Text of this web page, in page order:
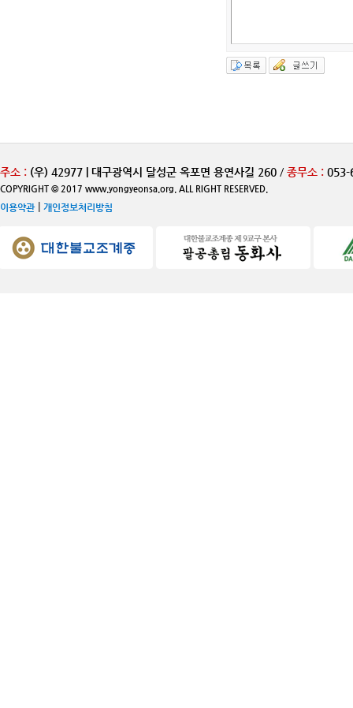
주소 : (우) 42977 | 대구광역시 달성군 옥포면 용연사길 260 / 종무소 : 053-
COPYRIGHT © 2017 www.yongyeonsa.org. ALL RIGHT RESERVED.
이용약관| 개인정보처리방침